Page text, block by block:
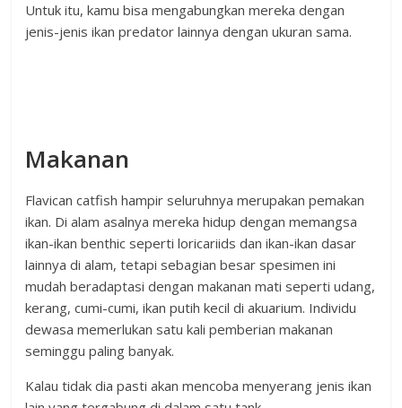
Untuk itu, kamu bisa mengabungkan mereka dengan
jenis-jenis ikan predator lainnya dengan ukuran sama.
Makanan
Flavican catfish hampir seluruhnya merupakan pemakan
ikan. Di alam asalnya mereka hidup dengan memangsa
ikan-ikan benthic seperti loricariids dan ikan-ikan dasar
lainnya di alam, tetapi sebagian besar spesimen ini
mudah beradaptasi dengan makanan mati seperti udang,
kerang, cumi-cumi, ikan putih kecil di akuarium. Individu
dewasa memerlukan satu kali pemberian makanan
seminggu paling banyak.
Kalau tidak dia pasti akan mencoba menyerang jenis ikan